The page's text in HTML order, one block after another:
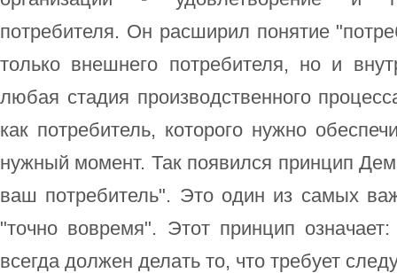
потребителя. Он расширил понятие
только внешнего потребителя, но и
любая стадия производственного
как потребитель, которого нужно
нужный момент. Так появился принцип
ваш потребитель". Это один из самых
"точно вовремя". Этот принцип
всегда должен делать то, что требует